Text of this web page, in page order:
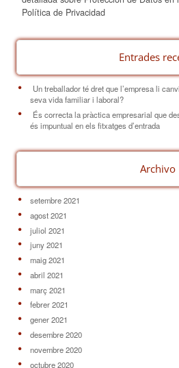
Política de Privacidad
Entrades
Un treballador té dret que l’empresa li
seva vida familiar i laboral?
És correcta la pràctica empresarial que
és impuntual en els fitxatges d’entrada
Archivo
setembre 2021
agost 2021
juliol 2021
juny 2021
maig 2021
abril 2021
març 2021
febrer 2021
gener 2021
desembre 2020
novembre 2020
octubre 2020